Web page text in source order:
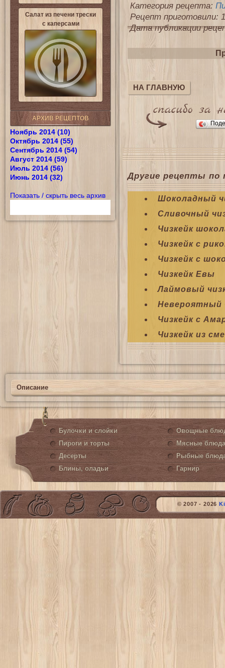
Салат из печени трески
с каперсами
АРХИВ РЕЦЕПТОВ
Ноябрь 2014 (10)
Октябрь 2014 (55)
Сентябрь 2014 (54)
Август 2014 (59)
Июль 2014 (56)
Июнь 2014 (32)
Показать / скрыть весь архив
Категория рецепта:
Рецепт приготовили:
Дата публикации
НА ГЛАВНУЮ
Другие рецепты по
Шоколадный
Сливочный
Чизкейк
Чизкейк с
Чизкейк с
Чизкейк Евы
Лаймовый
Невероятный
Чизкейк с
Чизкейк из
Описание
Булочки и слойки
Пироги и торты
Десерты
Блины, оладьи
Овощные
Мясные блюда
Рыбные
Гарнир
© 2007 - 2026